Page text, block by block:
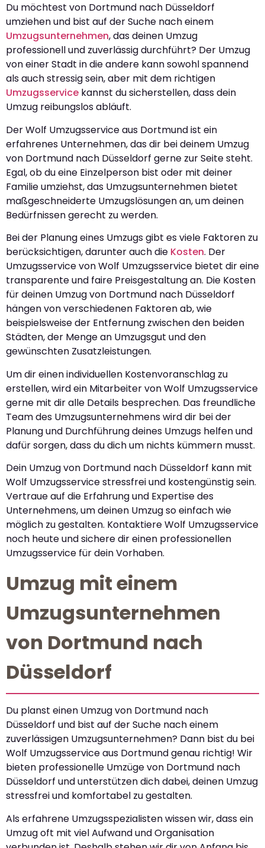
Du möchtest von Dortmund nach Düsseldorf
umziehen und bist auf der Suche nach einem
Umzugsunternehmen, das deinen Umzug
professionell und zuverlässig durchführt? Der Umzug
von einer Stadt in die andere kann sowohl spannend
als auch stressig sein, aber mit dem richtigen
Umzugsservice kannst du sicherstellen, dass dein
Umzug reibungslos abläuft.
Der Wolf Umzugsservice aus Dortmund ist ein
erfahrenes Unternehmen, das dir bei deinem Umzug
von Dortmund nach Düsseldorf gerne zur Seite steht.
Egal, ob du eine Einzelperson bist oder mit deiner
Familie umziehst, das Umzugsunternehmen bietet
maßgeschneiderte Umzugslösungen an, um deinen
Bedürfnissen gerecht zu werden.
Bei der Planung eines Umzugs gibt es viele Faktoren zu
berücksichtigen, darunter auch die Kosten. Der
Umzugsservice von Wolf Umzugsservice bietet dir eine
transparente und faire Preisgestaltung an. Die Kosten
für deinen Umzug von Dortmund nach Düsseldorf
hängen von verschiedenen Faktoren ab, wie
beispielsweise der Entfernung zwischen den beiden
Städten, der Menge an Umzugsgut und den
gewünschten Zusatzleistungen.
Um dir einen individuellen Kostenvoranschlag zu
erstellen, wird ein Mitarbeiter von Wolf Umzugsservice
gerne mit dir alle Details besprechen. Das freundliche
Team des Umzugsunternehmens wird dir bei der
Planung und Durchführung deines Umzugs helfen und
dafür sorgen, dass du dich um nichts kümmern musst.
Dein Umzug von Dortmund nach Düsseldorf kann mit
Wolf Umzugsservice stressfrei und kostengünstig sein.
Vertraue auf die Erfahrung und Expertise des
Unternehmens, um deinen Umzug so einfach wie
möglich zu gestalten. Kontaktiere Wolf Umzugsservice
noch heute und sichere dir einen professionellen
Umzugsservice für dein Vorhaben.
Umzug mit einem
Umzugsunternehmen
von Dortmund nach
Düsseldorf
Du planst einen Umzug von Dortmund nach
Düsseldorf und bist auf der Suche nach einem
zuverlässigen Umzugsunternehmen? Dann bist du bei
Wolf Umzugsservice aus Dortmund genau richtig! Wir
bieten professionelle Umzüge von Dortmund nach
Düsseldorf und unterstützen dich dabei, deinen Umzug
stressfrei und komfortabel zu gestalten.
Als erfahrene Umzugsspezialisten wissen wir, dass ein
Umzug oft mit viel Aufwand und Organisation